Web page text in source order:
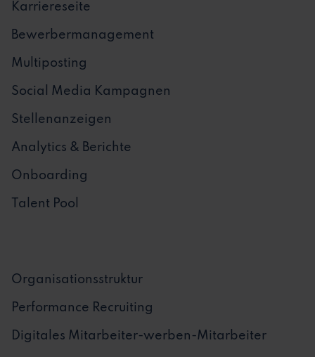
Karriereseite
Bewerbermanagement
Multiposting
Social Media Kampagnen
Stellenanzeigen
Analytics & Berichte
Onboarding
Talent Pool
Organisationsstruktur
Performance Recruiting
Digitales Mitarbeiter-werben-Mitarbeiter